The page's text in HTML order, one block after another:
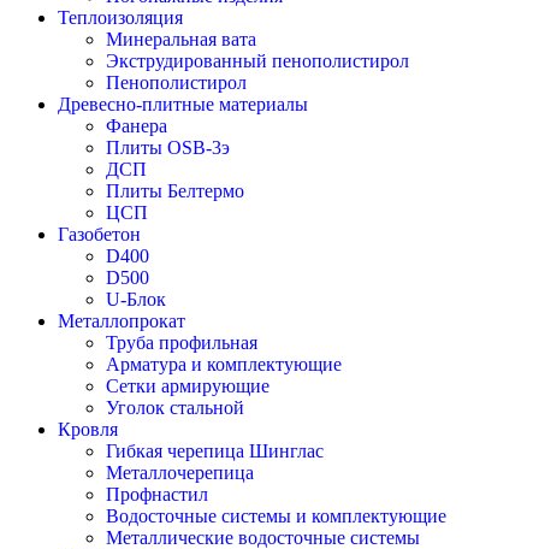
Теплоизоляция
Минеральная вата
Экструдированный пенополистирол
Пенополистирол
Древесно-плитные материалы
Фанера
Плиты OSB-3э
ДСП
Плиты Белтермо
ЦСП
Газобетон
D400
D500
U-Блок
Металлопрокат
Труба профильная
Арматура и комплектующие
Сетки армирующие
Уголок стальной
Кровля
Гибкая черепица Шинглас
Металлочерепица
Профнастил
Водосточные системы и комплектующие
Металлические водосточные системы